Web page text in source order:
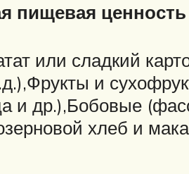
пищевая ценность
или сладкий
и
и др.),Бобовые
хлеб и